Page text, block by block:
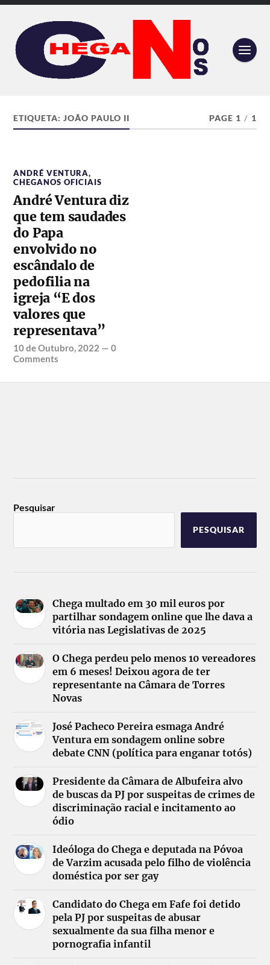
ETIQUETA:JOÃO PAULO II PAGE 1 / 1
ANDRÉ VENTURA,
CHEGANOS OFICIAIS
André Ventura diz
que tem saudades
do Papa
envolvido no
escândalo de
pedofilia na
igreja “E dos
valores que
representava”
10 de Outubro, 2022 —0
Comments
Pesquisar
PESQUISAR
Chega multado em 30 mil euros por
partilhar sondagem online que lhe dava a
vitória nas Legislativas de 2025
O Chega perdeu pelo menos 10 vereadores
em 6 meses! Deixou agora de ter
representante na Câmara de Torres
Novas
José Pacheco Pereira esmaga André
Ventura em sondagem online sobre
debate CNN (política para enganar totós)
Presidente da Câmara de Albufeira alvo
de buscas da PJ por suspeitas de crimes de
discriminação racial e incitamento ao
ódio
Ideóloga do Chega e deputada na Póvoa
de Varzim acusada pelo filho de violência
doméstica por ser gay
Candidato do Chega em Fafe foi detido
pela PJ por suspeitas de abusar
sexualmente da sua filha menor e
pornografia infantil